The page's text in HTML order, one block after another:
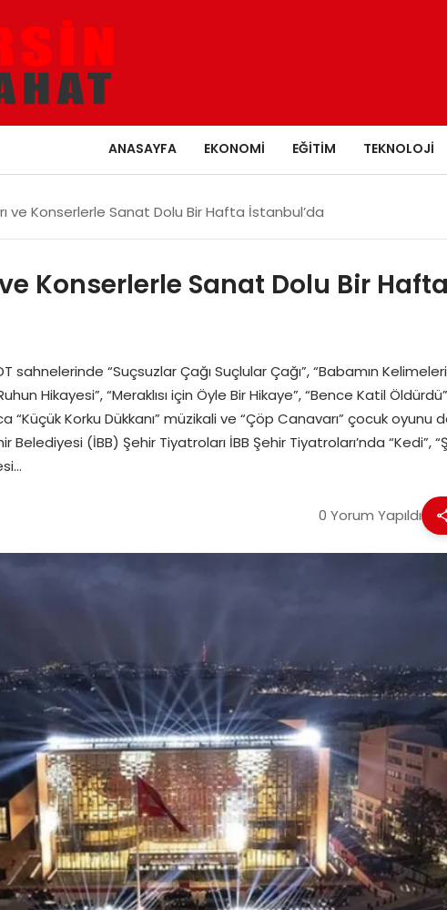
ANASAYFA EKONOMI EĞITIM TEKNOLOJI
ve Konserlerle Sanat Dolu Bir Hafta İstanbul’da
Konserlerle Sanat Dolu Bir Hafta
“Suçsuzlar Çağı Suçlular Çağı”, “Babamın
Hikayesi”, “Meraklısı için Öyle Bir Hikaye”, “Bence Katil
Korku Dükkanı” müzikali ve “Çöp Canavarı” çocuk oyunu
(İBB) Şehir Tiyatroları İBB Şehir Tiyatroları’nda “Kedi”,
0 Yorum Yapıldı